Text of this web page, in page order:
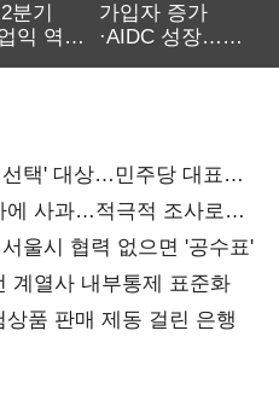
분기
익 역대
가입자 증가
·AIDC 성장…
택' 대상…민주당 대표로
에 사과…적극적 조사로
울시 협력 없으면 '공수표'
계열사 내부통제 표준화
품 판매 제동 걸린 은행